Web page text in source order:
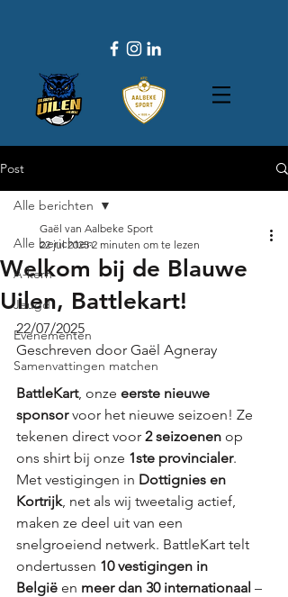
Post
Alle berichten
A-kern
Jeugd
Evenementen
Samenvattingen matchen
Alle berichten
Welkom bij de Blauwe
Uilen, Battlekart!
Gaël van Aalbeke Sport
22 jul 2025 2 minuten om te lezen
22/07/2025
Geschreven door Gaël Agneray
BattleKart, onze eerste nieuwe
sponsor voor het nieuwe seizoen! Ze
tekenen direct voor 2 seizoenen op
ons shirt bij onze 1ste provincialer.
Met vestigingen in Dottignies en
Kortrijk, net als wij tweetalig actief,
maken ze deel uit van een
snelgroeiend netwerk. BattleKart telt
ondertussen 10 vestigingen in
België en meer dan 30 internationaal –